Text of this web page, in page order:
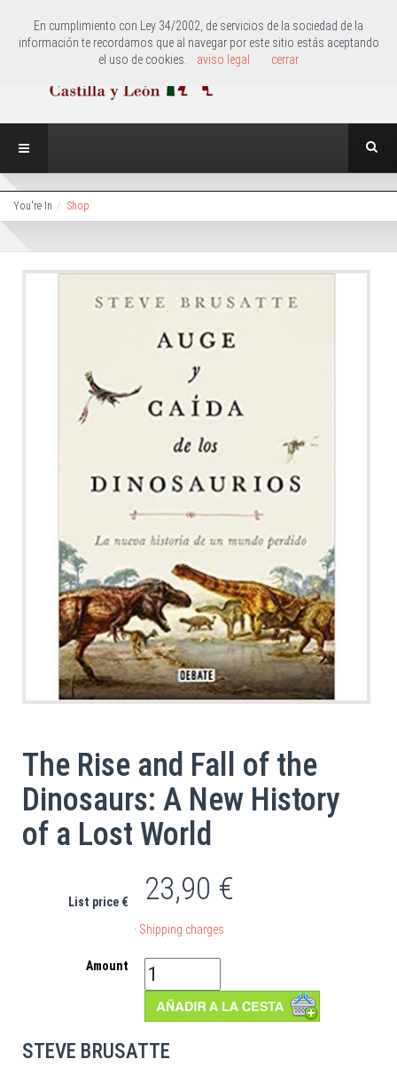
You're In Shop
The Rise and Fall of the
Dinosaurs: A New History
of a Lost World
List price € 23,90 €
· Shipping charges
Amount
STEVE BRUSATTE
En cumplimiento con Ley 34/2002, de servicios de la sociedad de la
información te recordamos que al navegar por este sitio estás aceptando
el uso de cookies.
aviso legal cerrar